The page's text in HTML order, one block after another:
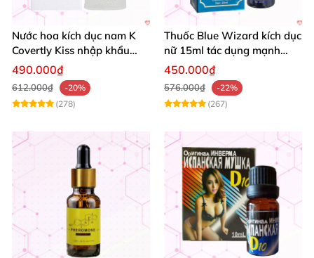
Nước hoa kích dục nam K
Covertly Kiss nhập khẩu
hàng chính hãng
490.000₫
612.000₫
-20%
(278)
Thuốc Blue Wizard kích dục
nữ 15ml tác dụng mạnh
chính hãng
450.000₫
576.000₫
-22%
(267)